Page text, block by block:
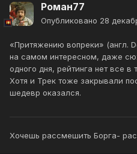
Роман77
Опубликовано 28
«Притяжению вопреки» (англ.
на самом интересном, даже
одного дня, рейтинга нет все в
Хотя и Трек тоже закрывали
шедевр оказался.
Хочешь рассмешить Борга-